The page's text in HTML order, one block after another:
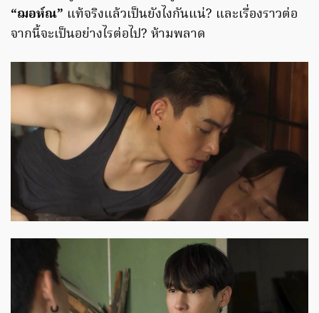
“ฌอห์ณ” แท้จริงแล้วเป็นยังไงกันแน่? และเรื่องราวต่อ
จากนี้จะเป็นอย่างไรต่อไป? ห้ามพลาด